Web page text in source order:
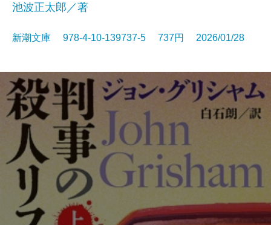
池波正太郎／著
新潮文庫 978-4-10-139737-5 737円 2026/01/28